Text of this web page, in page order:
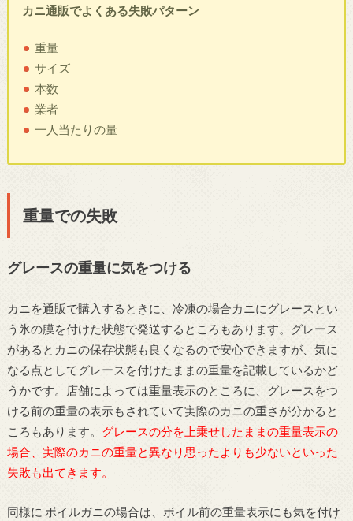
カニ通販でよくある失敗パターン
重量
サイズ
本数
業者
一人当たりの量
重量での失敗
グレースの重量に気をつける
カニを通販で購入するときに、冷凍の場合カニにグレースとい
う氷の膜を付けた状態で発送するところもあります。グレース
があるとカニの保存状態も良くなるので安心できますが、気に
なる点としてグレースを付けたままの重量を記載しているかど
うかです。店舗によっては重量表示のところに、グレースをつ
ける前の重量の表示もされていて実際のカニの重さが分かると
ころもあります。 グレースの分を上乗せしたままの重量表示の
場合、実際のカニの重量と異なり思ったよりも少ないといった
失敗も出てきます。
同様に ボイルガニの場合は、ボイル前の重量表示にも気を付け